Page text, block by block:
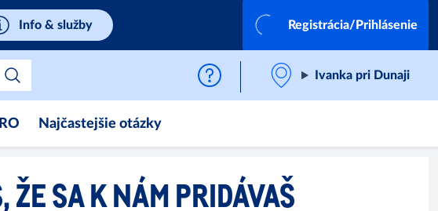
Info & služby Registrácia/Prihlásenie
Ivanka pri Dunaji
Najčastejšie otázky
SA K NÁM PRIDÁVAŠ